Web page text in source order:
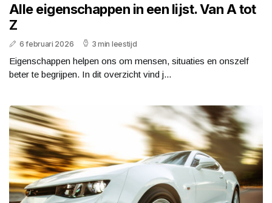
Alle eigenschappen in een lijst. Van A tot
Z
6 februari 2026 3 min leestijd
Eigenschappen helpen ons om mensen, situaties en onszelf
beter te begrijpen. In dit overzicht vind j...